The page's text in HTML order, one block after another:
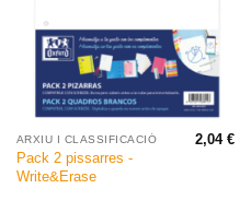
ARXIU I CLASSIFICACIÓ
Pack 2 pissarres -
Write&Erase
2,04€